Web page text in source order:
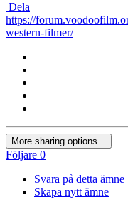
Dela
https://
western-filmer/
More sharing options...
Följare 0
Svara på detta ämne
Skapa nytt ämne